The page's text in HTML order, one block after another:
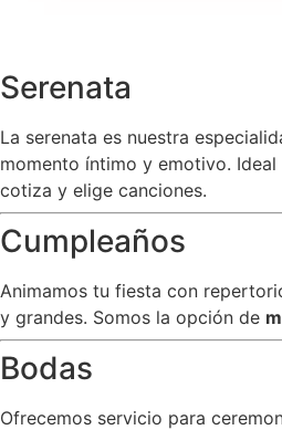
Serenata
La serenata es nuestra
momento íntimo y emotivo. Ideal
cotiza y elige canciones.
Cumpleaños
Animamos tu fiesta con
y grandes. Somos la opción de
Bodas
Ofrecemos servicio para